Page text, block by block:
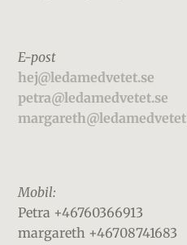
E-post
hej@ledamedvetet.se
petra@ledamedvetet.se
Mobil:
Petra +46760366913
margareth +46708741683